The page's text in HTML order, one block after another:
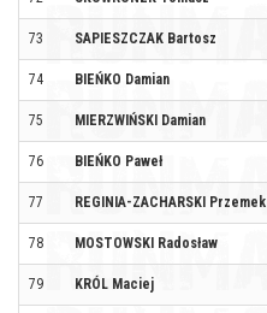
73 SAPIESZCZAK Bartosz
74 BIEŃKO Damian
75 MIERZWIŃSKI Damian
76 BIEŃKO Paweł
77 REGINIA-ZACHARSKI Przemek
78 MOSTOWSKI Radosław
79 KRÓL Maciej